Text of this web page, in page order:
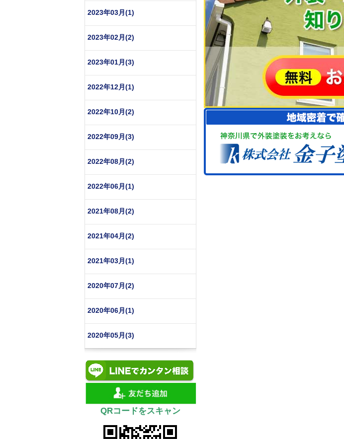
2023年03月(1)
2023年02月(2)
2023年01月(3)
2022年12月(1)
2022年10月(2)
2022年09月(3)
2022年08月(2)
2022年06月(1)
2021年08月(2)
2021年04月(2)
2021年03月(1)
2020年07月(2)
2020年06月(1)
2020年05月(3)
QRコードをスキャン